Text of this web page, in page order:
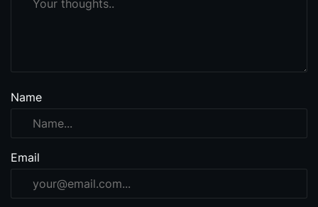
Name
Email